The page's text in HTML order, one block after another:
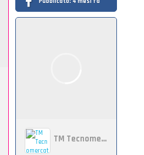
TM Tecnomercato srl